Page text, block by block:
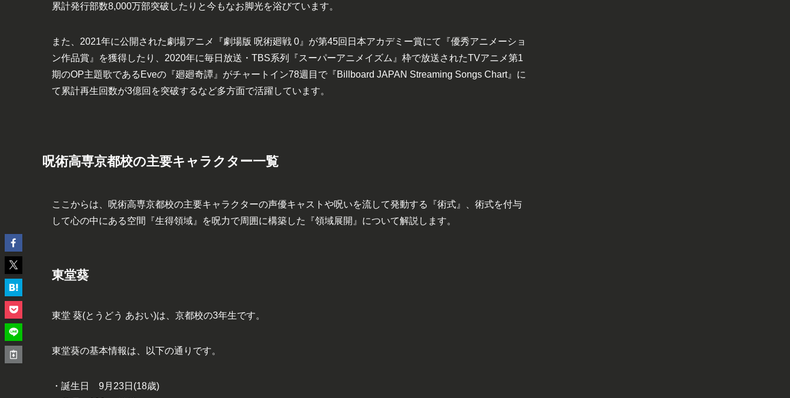
累計発行部数8,000万部突破したりと今もなお脚光を浴びています。
また、2021年に公開された劇場アニメ『劇場版 呪術廻戦 0』が第45回日本アカデミー賞にて『優秀アニメーショ
ン作品賞』を獲得したり、2020年に毎日放送・TBS系列『スーパーアニメイズム』枠で放送されたTVアニメ第1
期のOP主題歌であるEveの『廻廻奇譚』がチャートイン78週目で『Billboard JAPAN Streaming Songs Chart』に
て累計再生回数が3億回を突破するなど多方面で活躍しています。
呪術高専京都校の主要キャラクター一覧
ここからは、呪術高専京都校の主要キャラクターの声優キャストや呪いを流して発動する『術式』、術式を付与
して心の中にある空間『生得領域』を呪力で周囲に構築した『領域展開』について解説します。
東堂葵
東堂 葵(とうどう あおい)は、京都校の3年生です。
東堂葵の基本情報は、以下の通りです。
・誕生日 9月23日(18歳)